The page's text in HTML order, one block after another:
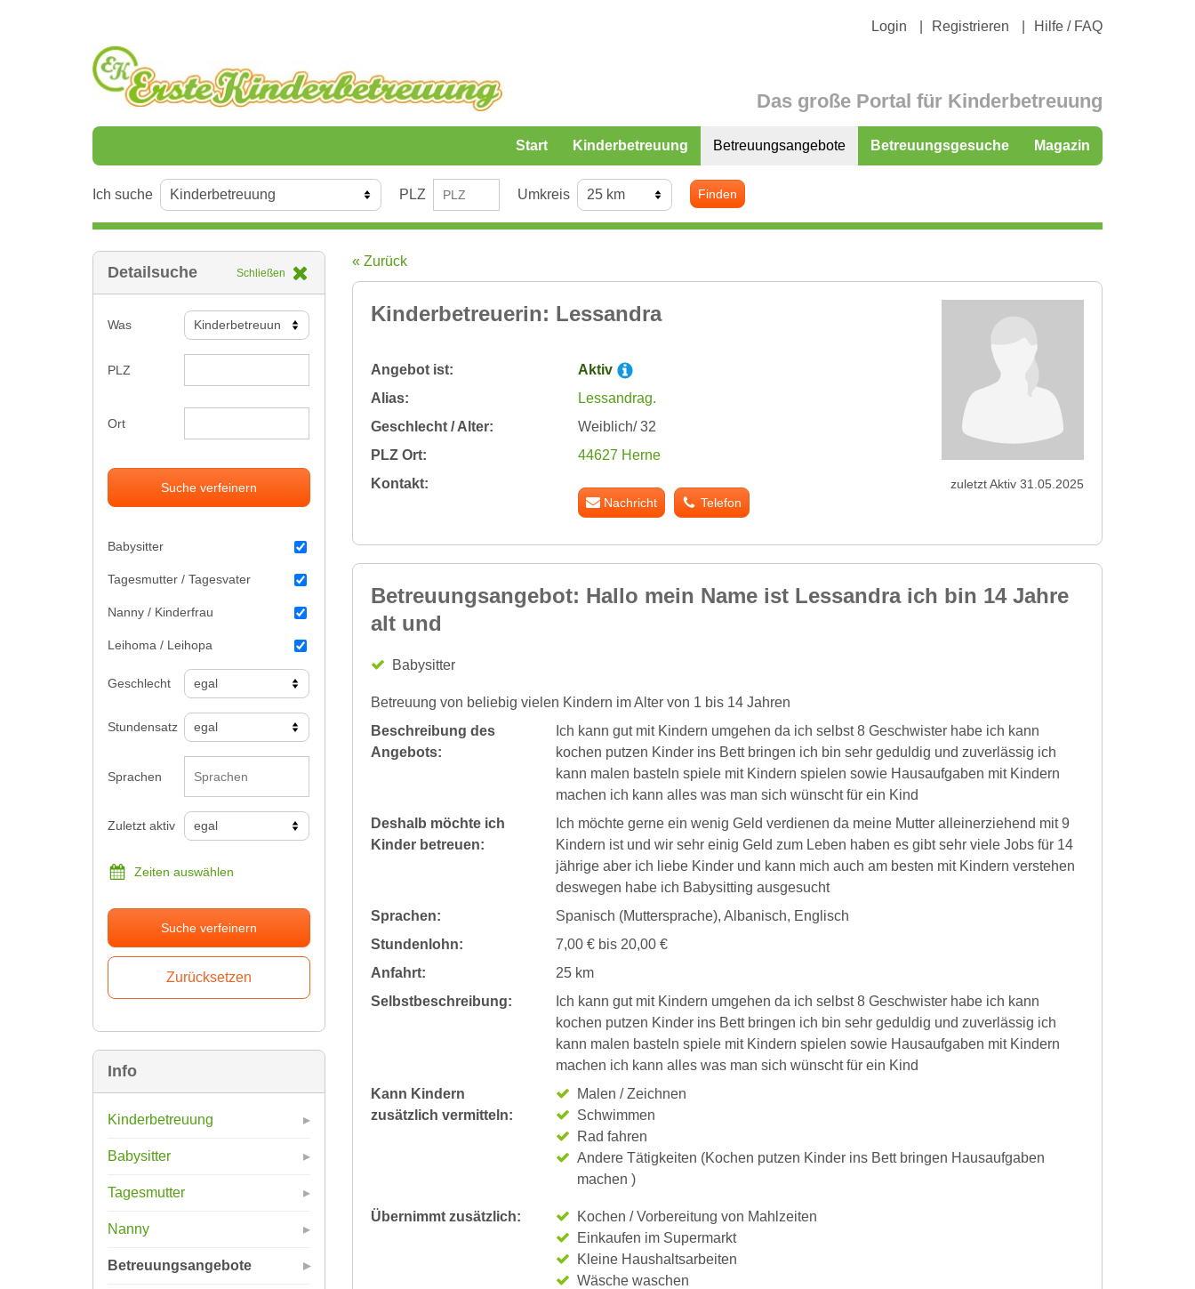
Login Registrieren Hilfe / FAQ
Das große Portal für Kinderbetreuung
Start Kinderbetreuung Betreuungsangebote Betreuungsgesuche Magazin
Ich suche PLZ Umkreis Finden
Detailsuche Schließen
Was
PLZ
Ort
Suche verfeinern
Babysitter
Tagesmutter / Tagesvater
Nanny / Kinderfrau
Leihoma / Leihopa
Geschlecht
Stundensatz
Sprachen
Zuletzt aktiv
Zeiten auswählen
Suche verfeinern
Info
Kinderbetreuung
Babysitter
Tagesmutter
Nanny
Betreuungsangebote
« Zurück
Kinderbetreuerin: Lessandra
Angebot ist:
Aktiv
Alias:
Lessandrag.
Geschlecht / Alter:
Weiblich/ 32
PLZ Ort:
44627 Herne
Kontakt:
Nachricht Telefon
zuletzt Aktiv 31.05.2025
Betreuungsangebot: Hallo mein Name ist Lessandra ich bin 14 Jahre
alt und
Babysitter
Betreuung von beliebig vielen Kindern im Alter von 1 bis 14 Jahren
Beschreibung des
Angebots:
Ich kann gut mit Kindern umgehen da ich selbst 8 Geschwister habe ich kann
kochen putzen Kinder ins Bett bringen ich bin sehr geduldig und zuverlässig ich
kann malen basteln spiele mit Kindern spielen sowie Hausaufgaben mit Kindern
machen ich kann alles was man sich wünscht für ein Kind
Deshalb möchte ich
Kinder betreuen:
Ich möchte gerne ein wenig Geld verdienen da meine Mutter alleinerziehend mit 9
Kindern ist und wir sehr einig Geld zum Leben haben es gibt sehr viele Jobs für 14
jährige aber ich liebe Kinder und kann mich auch am besten mit Kindern verstehen
deswegen habe ich Babysitting ausgesucht
Sprachen:
Spanisch (Muttersprache), Albanisch, Englisch
Stundenlohn:
7,00 € bis 20,00 €
Anfahrt:
25 km
Selbstbeschreibung:
Ich kann gut mit Kindern umgehen da ich selbst 8 Geschwister habe ich kann
kochen putzen Kinder ins Bett bringen ich bin sehr geduldig und zuverlässig ich
kann malen basteln spiele mit Kindern spielen sowie Hausaufgaben mit Kindern
machen ich kann alles was man sich wünscht für ein Kind
Kann Kindern
zusätzlich vermitteln:
Malen / Zeichnen
Schwimmen
Rad fahren
Andere Tätigkeiten (Kochen putzen Kinder ins Bett bringen Hausaufgaben
machen )
Übernimmt zusätzlich:
Kochen / Vorbereitung von Mahlzeiten
Einkaufen im Supermarkt
Kleine Haushaltsarbeiten
Wäsche waschen